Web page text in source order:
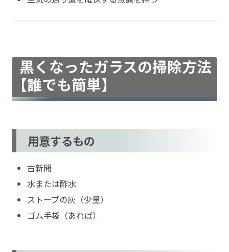
黒くなったガラスの掃除方法
【誰でも簡単】
用意するもの
古新聞
水または酢水
ストーブの灰（少量）
ゴム手袋（あれば）